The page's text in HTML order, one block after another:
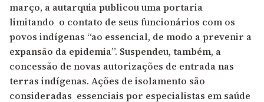
março, a autarquia publicou uma portaria
limitando o contato de seus funcionários com os
povos indígenas “ao essencial, de modo a prevenir a
expansão da epidemia”. Suspendeu, também, a
concessão de novas autorizações de entrada nas
terras indígenas. Ações de isolamento são
consideradas essenciais por especialistas em saúde